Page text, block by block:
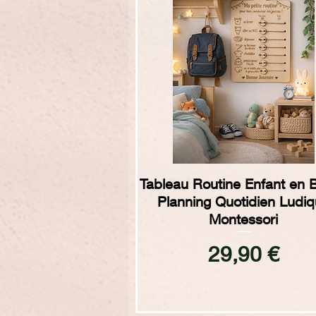
Aperçu rapide
Tableau Routine Enfant en
Planning Quotidien
Montessori
Prix
29,90 €